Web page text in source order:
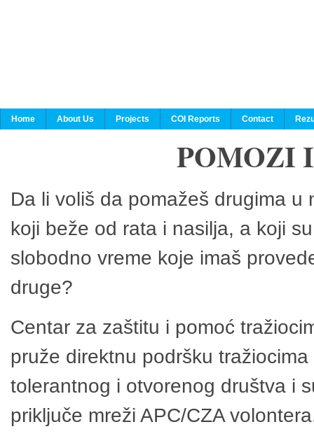
Home About Us Projects COI Reports Contact
POMOZI
Da li voliš da pomažeš drugima
koji beže od rata i nasilja, a koji
slobodno vreme koje imaš
druge?
Centar za zaštitu i pomoć
pruže direktnu podršku
tolerantnog i otvorenog društva i
priključe mreži APC/CZA